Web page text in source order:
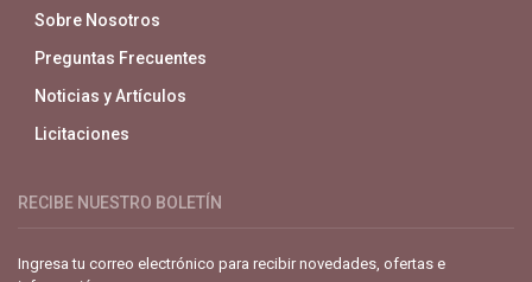
Sobre Nosotros
Preguntas Frecuentes
Noticias y Artículos
Licitaciones
RECIBE NUESTRO BOLETÍN
Ingresa tu correo electrónico para recibir novedades, ofertas e